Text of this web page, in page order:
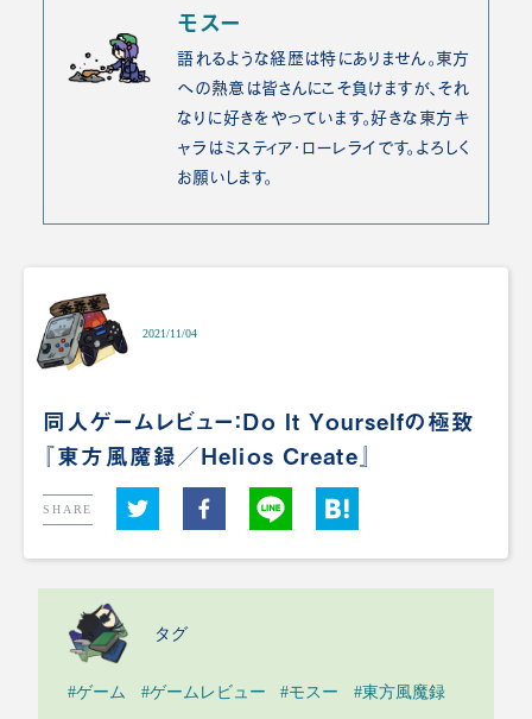
モスー
語れるような経歴は特にありません。東方
への熱意は皆さんにこそ負けますが、それ
なりに好きをやっています。好きな東方キ
ャラはミスティア・ローレライです。よろしく
お願いします。
2021/11/04
同人ゲームレビュー：Do It Yourselfの極致
『東方風魔録／Helios Create』
SHARE
タグ
#ゲーム #ゲームレビュー #モスー #東方風魔録